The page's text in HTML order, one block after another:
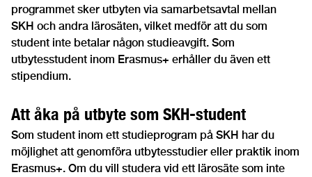
programmet sker utbyten via samarbetsavtal mellan
SKH och andra lärosäten, vilket medför att du som
student inte betalar någon studieavgift. Som
utbytesstudent inom Erasmus+ erhåller du även ett
stipendium.
Att åka på utbyte som SKH-student
Som student inom ett studieprogram på SKH har du
möjlighet att genomföra utbytesstudier eller praktik inom
Erasmus+. Om du vill studera vid ett lärosäte som inte